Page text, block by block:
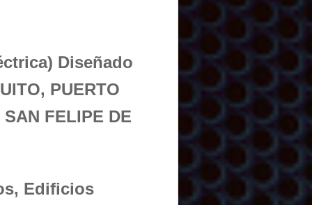
Diseñado
PUERTO
FELIPE DE
Edificios